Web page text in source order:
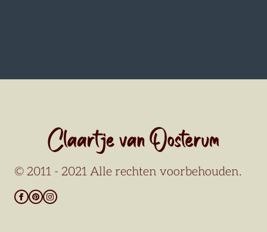
© 2011 - 2021 Alle rechten voorbehouden.